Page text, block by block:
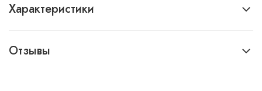
Характеристики
Отзывы